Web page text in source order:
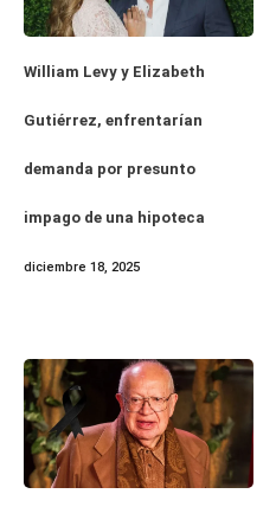
William Levy y Elizabeth
Gutiérrez, enfrentarían
demanda por presunto
impago de una hipoteca
diciembre 18, 2025